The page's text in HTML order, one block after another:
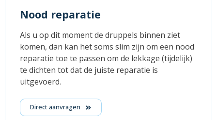
Nood reparatie
Als u op dit moment de druppels binnen ziet
komen, dan kan het soms slim zijn om een nood
reparatie toe te passen om de lekkage (tijdelijk)
te dichten tot dat de juiste reparatie is
uitgevoerd.
Direct aanvragen